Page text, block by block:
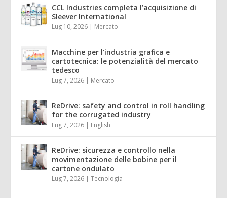
CCL Industries completa l’acquisizione di
Sleever International
Lug 10, 2026 | Mercato
Macchine per l’industria grafica e
cartotecnica: le potenzialità del mercato
tedesco
Lug 7, 2026 | Mercato
ReDrive: safety and control in roll handling
for the corrugated industry
Lug 7, 2026 | English
ReDrive: sicurezza e controllo nella
movimentazione delle bobine per il
cartone ondulato
Lug 7, 2026 |Tecnologia